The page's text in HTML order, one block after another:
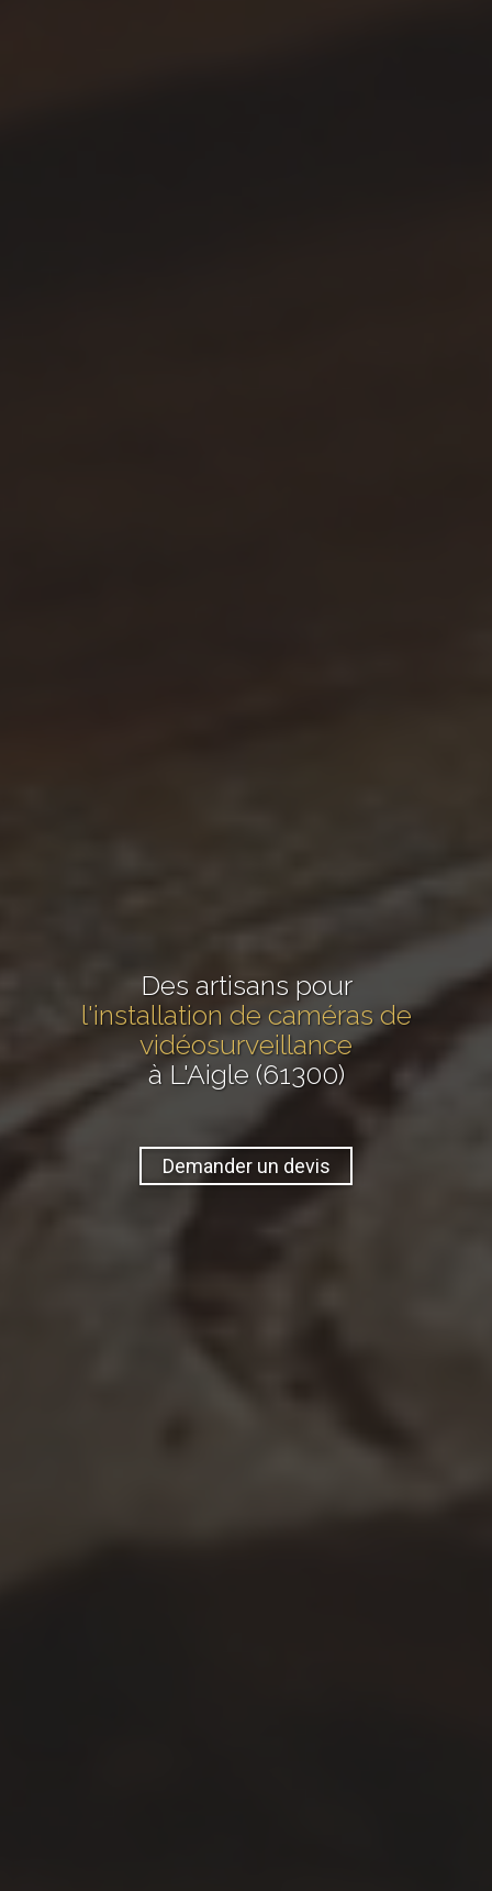
Des artisans pour
l'installation de caméras de
vidéosurveillance
à L'Aigle (61300)
Demander un devis